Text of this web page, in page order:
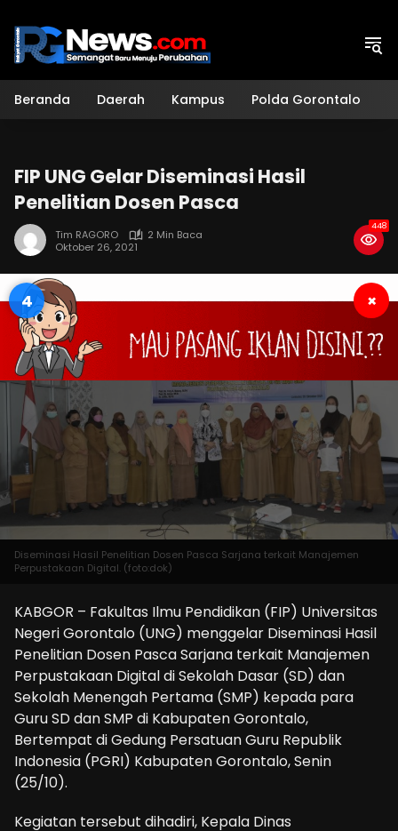
konten
Beranda Daerah Kampus Polda Gorontalo
FIP UNG Gelar Diseminasi Hasil
Penelitian Dosen Pasca
Tim RAGORO
2 Min Baca
Oktober 26, 2021
448
3 ×
Diseminasi Hasil Penelitian Dosen Pasca Sarjana terkait Manajemen
Perpustakaan Digital. (foto:dok)
KABGOR – Fakultas Ilmu Pendidikan (FIP) Universitas
Negeri Gorontalo (UNG) menggelar Diseminasi Hasil
Penelitian Dosen Pasca Sarjana terkait Manajemen
Perpustakaan Digital di Sekolah Dasar (SD) dan
Sekolah Menengah Pertama (SMP) kepada para
Guru SD dan SMP di Kabupaten Gorontalo,
Bertempat di Gedung Persatuan Guru Republik
Indonesia (PGRI) Kabupaten Gorontalo, Senin
(25/10).
Kegiatan tersebut dihadiri, Kepala Dinas